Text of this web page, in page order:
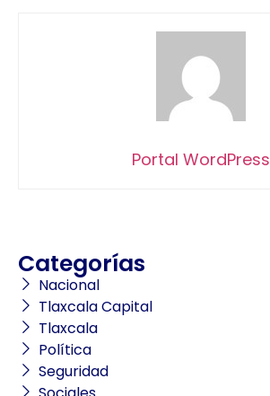
Portal WordPress
Categorías
Nacional
Tlaxcala Capital
Tlaxcala
Política
Seguridad